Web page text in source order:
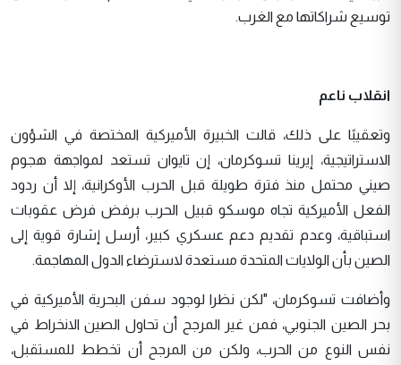
توسيع شراكاتها مع الغرب.
انقلاب ناعم
وتعقيبًا على ذلك، قالت الخبيرة الأميركية المختصة في الشؤون
الاستراتيجية، إيرينا تسوكرمان، إن تايوان تستعد لمواجهة هجوم
صيني محتمل منذ فترة طويلة قبل الحرب الأوكرانية، إلا أن ردود
الفعل الأميركية تجاه موسكو قبيل الحرب برفض فرض عقوبات
استباقية، وعدم تقديم دعم عسكري كبير، أرسل إشارة قوية إلى
الصين بأن الولايات المتحدة مستعدة لاسترضاء الدول المهاجمة.
وأضافت تسوكرمان، "لكن نظرا لوجود سفن البحرية الأميركية في
بحر الصين الجنوبي، فمن غير المرجح أن تحاول الصين الانخراط في
نفس النوع من الحرب، ولكن من المرجح أن تخطط للمستقبل،